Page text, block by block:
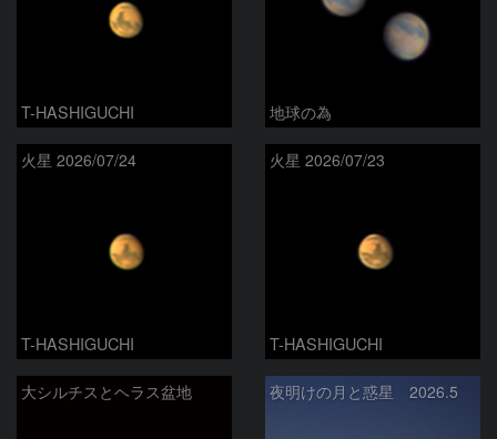
T-HASHIGUCHI 地球の為
火星 2026/07/24
T-HASHIGUCHI
火星 2026/07/23
T-HASHIGUCHI
大シルチスとヘラス盆地 夜明けの月と惑星 2026.5